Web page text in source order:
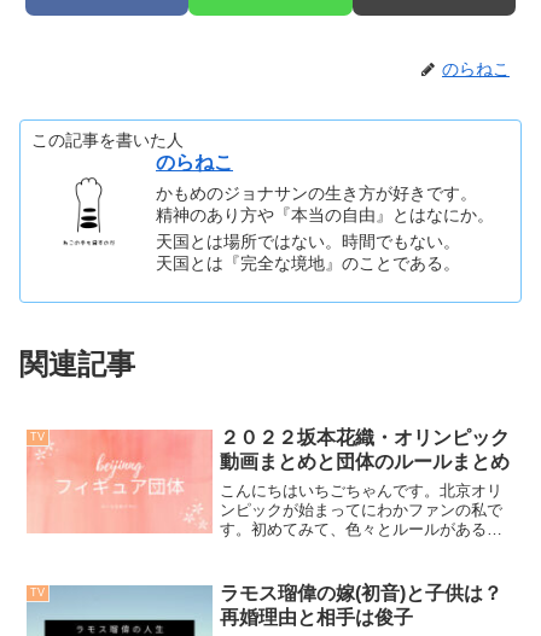
のらねこ
この記事を書いた人
のらねこ
かもめのジョナサンの生き方が好きです。
精神のあり方や『本当の自由』とはなにか。
天国とは場所ではない。時間でもない。
天国とは『完全な境地』のことである。
関連記事
TV
２０２２坂本花織・オリンピック
動画まとめと団体のルールまとめ
こんにちはいちごちゃんです。北京オリ
ンピックが始まってにわかファンの私で
す。初めてみて、色々とルールがあるこ
の女子フリーに注目。前回の平昌と比較
しました。団体のルールを...
TV
ラモス瑠偉の嫁(初音)と子供は？
再婚理由と相手は俊子